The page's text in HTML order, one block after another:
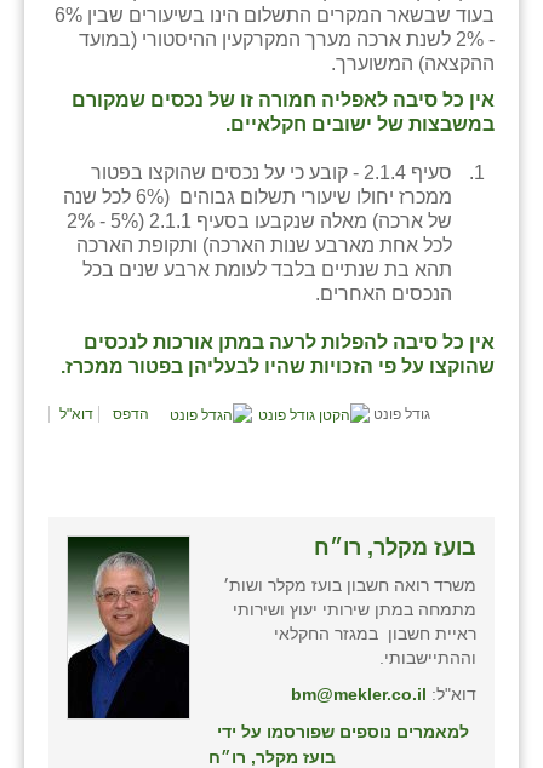
בעוד שבשאר המקרים התשלום הינו בשיעורים שבין 6%
- 2% לשנת ארכה מערך המקרקעין ההיסטורי (במועד
ההקצאה) המשוערך.
אין כל סיבה לאפליה חמורה זו של נכסים שמקורם
במשבצות של ישובים חקלאיים.
סעיף 2.1.4 - קובע כי על נכסים שהוקצו בפטור
ממכרז יחולו שיעורי תשלום גבוהים (6% לכל שנה
של ארכה) מאלה שנקבעו בסעיף 2.1.1 (5% - 2%
לכל אחת מארבע שנות הארכה) ותקופת הארכה
תהא בת שנתיים בלבד לעומת ארבע שנים בכל
הנכסים האחרים.
אין כל סיבה להפלות לרעה במתן אורכות לנכסים
שהוקצו על פי הזכויות שהיו לבעליהן בפטור ממכרז.
גודל פונט הדפס דוא"ל
בועז מקלר, רו״ח
משרד רואה חשבון בועז מקלר ושות׳
מתמחה במתן שירותי יעוץ ושירותי
ראיית חשבון במגזר החקלאי
וההתיישבותי.
דוא"ל: bm@mekler.co.il
למאמרים נוספים שפורסמו על ידי
בועז מקלר, רו״ח